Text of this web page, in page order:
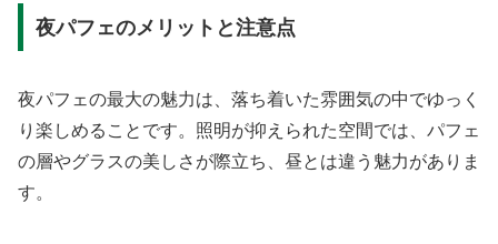
夜パフェのメリットと注意点
夜パフェの最大の魅力は、落ち着いた雰囲気の中でゆっく
り楽しめることです。照明が抑えられた空間では、パフェ
の層やグラスの美しさが際立ち、昼とは違う魅力がありま
す。